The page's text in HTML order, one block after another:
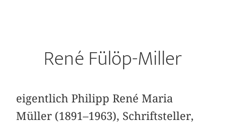
René Fülöp-Miller
eigentlich Philipp René Maria
Müller (1891–1963), Schriftsteller,